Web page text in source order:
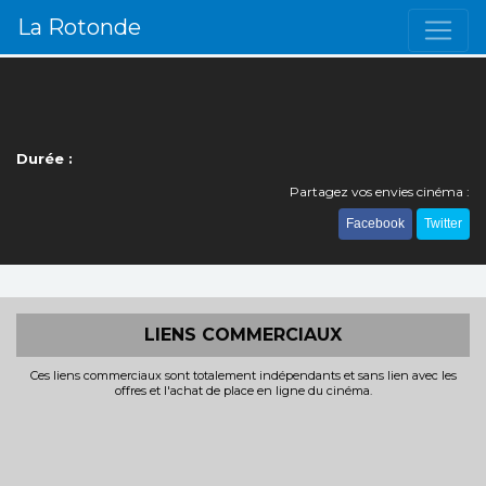
La Rotonde
Durée :
Partagez vos envies cinéma :
Facebook Twitter
LIENS COMMERCIAUX
Ces liens commerciaux sont totalement indépendants et sans lien avec les
offres et l'achat de place en ligne du cinéma.